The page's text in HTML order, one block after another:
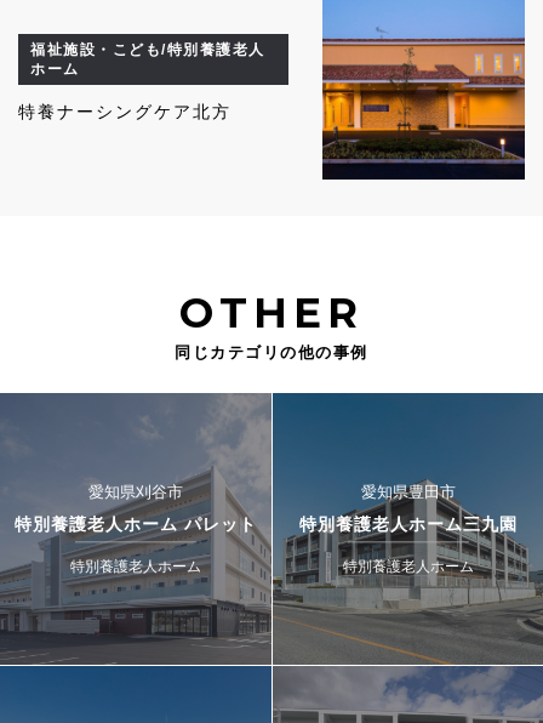
福祉施設・こども/特別養護老人
ホーム
特養ナーシングケア北方
OTHER
同じカテゴリの他の事例
愛知県刈谷市
特別養護老人ホーム パレット
特別養護老人ホーム
愛知県豊田市
特別養護老人ホーム三九園
特別養護老人ホーム